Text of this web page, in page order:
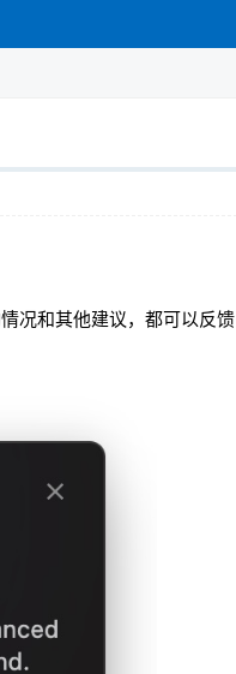
况和其他建议，都可以反馈